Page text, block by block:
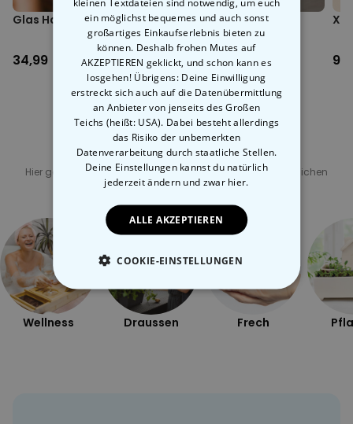
Flasche und Stöpsel vor Gebrauch auf Beschädigungen und
korrekten Verschluss prüfen
Glas Handtasche
34,99 CHF
VW Bus
Aufbewahrungsdose
17,99 CHF
Verwandte Kategorie
Hier geht's zu unseren anderen Kategorien mit ungewöhnlichen
Geschenken
Wellness Draussen Frech
ein möglichst bequemes und auch sonst
großartiges Einkaufserlebnis bieten zu
können. Deshalb frohen Mutes auf
AKZEPTIEREN geklickt, und schon kann es
losgehen! Übrigens: Deine Einwilligung
erstreckt sich auch auf die Datenübermittlung
an Anbieter von jenseits des Großen
Teichs (heißt: USA). Dabei besteht allerdings
das Risiko der unbemerkten
Datenverarbeitung durch staatliche Stellen.
Deine Einstellungen kannst du natürlich
jederzeit ändern und zwar hier.
ALLE AKZEPTIEREN
COOKIE-EINSTELLUNGEN
ESSENTIELL